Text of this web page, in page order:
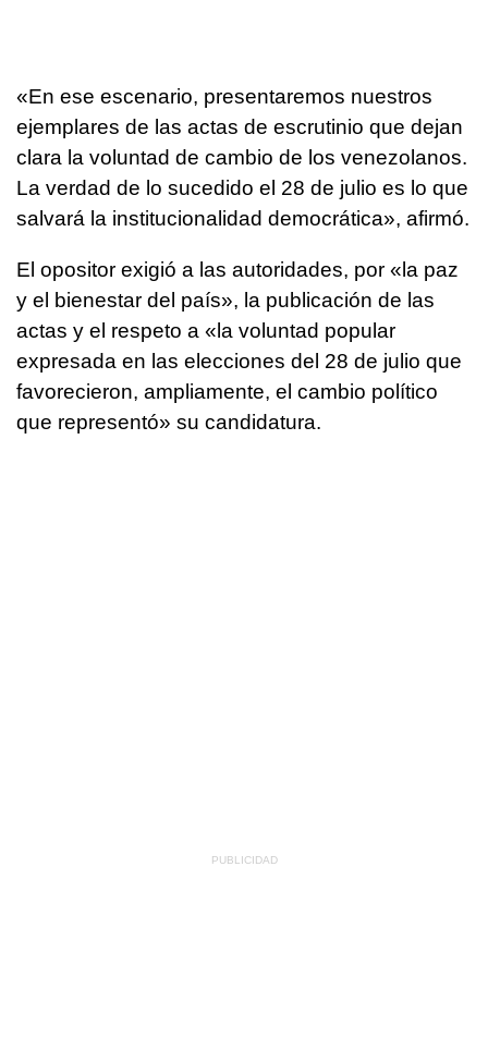
«En ese escenario, presentaremos nuestros
ejemplares de las actas de escrutinio que dejan
clara la voluntad de cambio de los venezolanos.
La verdad de lo sucedido el 28 de julio es lo que
salvará la institucionalidad democrática», afirmó.
El opositor exigió a las autoridades, por «la paz
y el bienestar del país», la publicación de las
actas y el respeto a «la voluntad popular
expresada en las elecciones del 28 de julio que
favorecieron, ampliamente, el cambio político
que representó» su candidatura.